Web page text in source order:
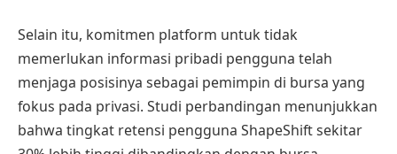
Selain itu, komitmen platform untuk tidak
memerlukan informasi pribadi pengguna telah
menjaga posisinya sebagai pemimpin di bursa yang
fokus pada privasi. Studi perbandingan menunjukkan
bahwa tingkat retensi pengguna ShapeShift sekitar